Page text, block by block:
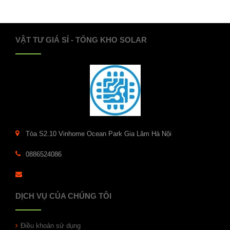
VẬT TƯ GIÁ SỈ - TỔNG KHO SOLAR
Tòa S2.10 Vinhome Ocean Park Gia Lâm Hà Nội
0886524086
DỊCH VỤ CỦA CHÚNG TÔI
Điều khoản sử dụng